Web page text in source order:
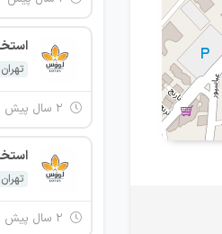
تهران
تهران